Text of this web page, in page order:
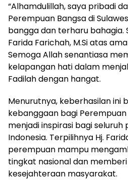
“Alhamdulillah, saya pribadi
Perempuan Bangsa di
bangga dan terharu bahagia.
Farida Farichah, M.Si atas
Semoga Allah senantiasa
kelapangan hati dalam
Fadilah dengan hangat.
Menurutnya, keberhasilan ini
kebanggaan bagi
menjadi inspirasi bagi seluruh
Indonesia. Terpilihnya Hj.
perempuan mampu
tingkat nasional dan
kesejahteraan masyarakat.